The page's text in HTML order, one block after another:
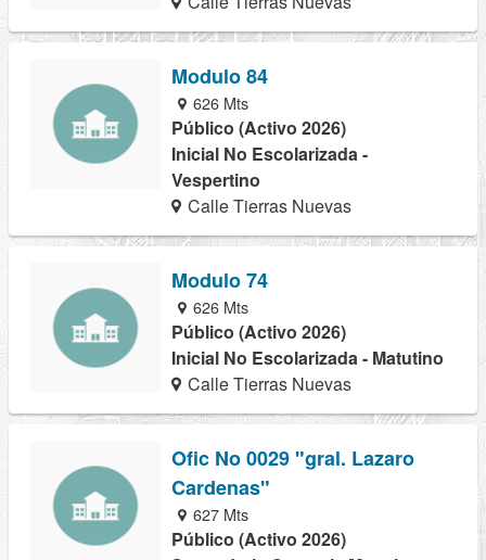
Modulo 84
626 Mts
Público (Activo 2026)
Inicial No Escolarizada -
Vespertino
Calle Tierras Nuevas
Modulo 74
626 Mts
Público (Activo 2026)
Inicial No Escolarizada - Matutino
Calle Tierras Nuevas
Ofic No 0029 "gral. Lazaro
Cardenas"
627 Mts
Público (Activo 2026)